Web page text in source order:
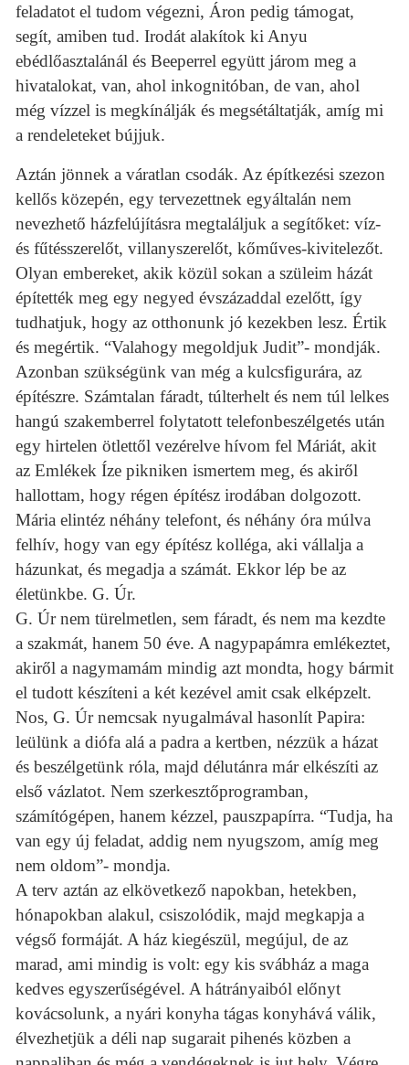
feladatot el tudom végezni, Áron pedig támogat,
segít, amiben tud. Irodát alakítok ki Anyu
ebédlőasztalánál és Beeperrel együtt járom meg a
hivatalokat, van, ahol inkognitóban, de van, ahol
még vízzel is megkínálják és megsétáltatják, amíg mi
a rendeleteket bújjuk.
Aztán jönnek a váratlan csodák. Az építkezési szezon
kellős közepén, egy tervezettnek egyáltalán nem
nevezhető házfelújításra megtaláljuk a segítőket: víz-
és fűtésszerelőt, villanyszerelőt, kőműves-kivitelezőt.
Olyan embereket, akik közül sokan a szüleim házát
építették meg egy negyed évszázaddal ezelőtt, így
tudhatjuk, hogy az otthonunk jó kezekben lesz. Értik
és megértik. “Valahogy megoldjuk Judit”- mondják.
Azonban szükségünk van még a kulcsfigurára, az
építészre. Számtalan fáradt, túlterhelt és nem túl lelkes
hangú szakemberrel folytatott telefonbeszélgetés után
egy hirtelen ötlettől vezérelve hívom fel Máriát, akit
az Emlékek Íze pikniken ismertem meg, és akiről
hallottam, hogy régen építész irodában dolgozott.
Mária elintéz néhány telefont, és néhány óra múlva
felhív, hogy van egy építész kolléga, aki vállalja a
házunkat, és megadja a számát. Ekkor lép be az
életünkbe. G. Úr.
G. Úr nem türelmetlen, sem fáradt, és nem ma kezdte
a szakmát, hanem 50 éve. A nagypapámra emlékeztet,
akiről a nagymamám mindig azt mondta, hogy bármit
el tudott készíteni a két kezével amit csak elképzelt.
Nos, G. Úr nemcsak nyugalmával hasonlít Papira:
leülünk a diófa alá a padra a kertben, nézzük a házat
és beszélgetünk róla, majd délutánra már elkészíti az
első vázlatot. Nem szerkesztőprogramban,
számítógépen, hanem kézzel, pauszpapírra. “Tudja, ha
van egy új feladat, addig nem nyugszom, amíg meg
nem oldom”- mondja.
A terv aztán az elkövetkező napokban, hetekben,
hónapokban alakul, csiszolódik, majd megkapja a
végső formáját. A ház kiegészül, megújul, de az
marad, ami mindig is volt: egy kis svábház a maga
kedves egyszerűségével. A hátrányaiból előnyt
kovácsolunk, a nyári konyha tágas konyhává válik,
élvezhetjük a déli nap sugarait pihenés közben a